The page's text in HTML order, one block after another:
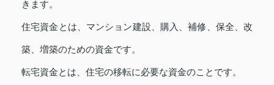
きます。
住宅資金とは、マンション建設、購入、補修、保全、改
築、増築のための資金です。
転宅資金とは、住宅の移転に必要な資金のことです。